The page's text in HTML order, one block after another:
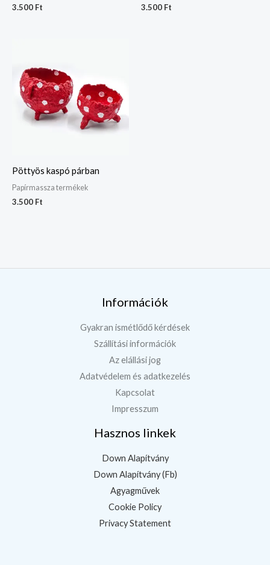
3.500 Ft 3.500 Ft
Pöttyös kaspó párban
Papírmassza termékek
3.500 Ft
Információk
Gyakran ismétlődő kérdések
Szállítási információk
Az elállási jog
Adatvédelem és adatkezelés
Kapcsolat
Impresszum
Hasznos linkek
Down Alapítvány
Down Alapítvány (Fb)
Agyagművek
Cookie Policy
Privacy Statement